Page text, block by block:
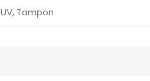
UV, Tampon